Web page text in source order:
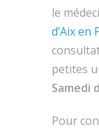
le
d’Aix en
petites
Samedi
Pour